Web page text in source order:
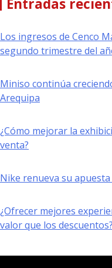
Los ingresos de Cenco
segundo trimestre del
Miniso continúa
Arequipa
¿Cómo mejorar la
venta?
Nike renueva su
¿Ofrecer mejores
valor que los descuentos?